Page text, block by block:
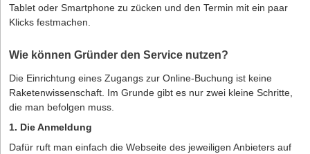
Tablet oder Smartphone zu zücken und den Termin mit ein paar
Klicks festmachen.
Wie können Gründer den Service nutzen?
Die Einrichtung eines Zugangs zur Online-Buchung ist keine
Raketenwissenschaft. Im Grunde gibt es nur zwei kleine Schritte,
die man befolgen muss.
1. Die Anmeldung
Dafür ruft man einfach die Webseite des jeweiligen Anbieters auf